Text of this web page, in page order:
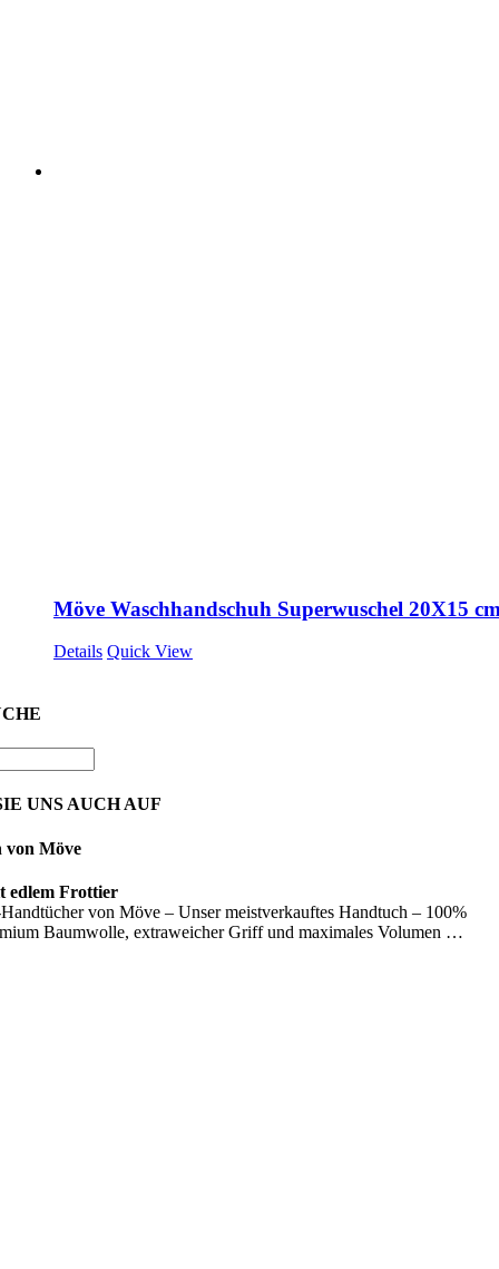
Möve Waschhandschuh Superwuschel 20X15
Details Quick View
UNS AUCH AUF
von Möve
edlem Frottier
von Möve – Unser meistverkauftes Handtuch – 100%
Baumwolle, extraweicher Griff und maximales Volumen …